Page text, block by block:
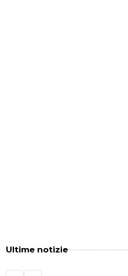
Ultime notizie